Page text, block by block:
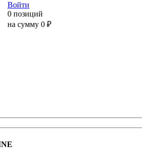
Войти
0 позиций
на сумму 0 ₽